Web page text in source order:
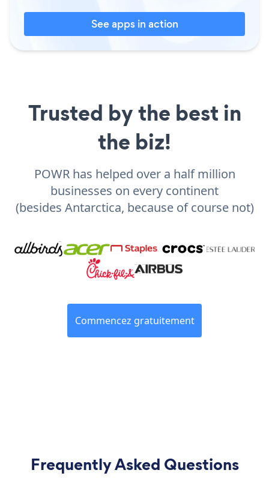
See apps in action
Trusted by the best in
the biz!
POWR has helped over a half million
businesses on every continent
(besides Antarctica, because of course not)
Commencez gratuitement
Frequently Asked Questions